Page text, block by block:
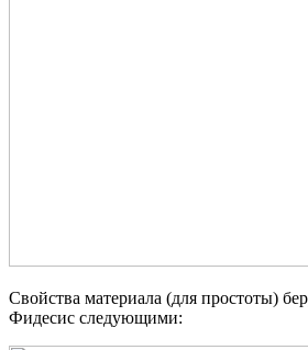
Свойства материала (для простоты)
Фидесис следующими: